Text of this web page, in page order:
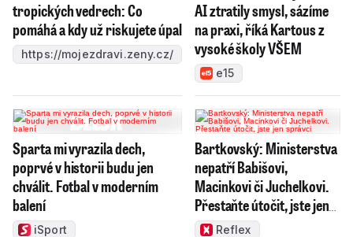
tropických vedrech: Co
pomáhá a kdy už riskujete úpal
https://mojezdravi.zeny.cz/
AI ztratily smysl, sázíme
na praxi, říká Kartous z
vysoké školy VŠEM
e15
Sparta mi vyrazila dech,
poprvé v historii budu jen
chválit. Fotbal v moderním
balení
iSport
Bartkovský: Ministerstva
nepatří Babišovi,
Macinkovi či Juchelkovi.
Přestaňte útočit, jste jen
správci
Reflex